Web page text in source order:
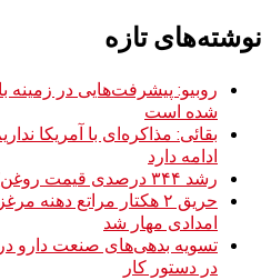
نوشته‌های تازه
روبیو: پیشرفت‌هایی در
شده است
بقائی: مذاکره‌ای با آمریکا
ادامه دارد
رشد ۳۴۴ درصدی قیمت روغن/ لبنیات چقدر گران شد؟
حریق ۲ هکتار مراتع
امدادی مهار شد
در دستور کار